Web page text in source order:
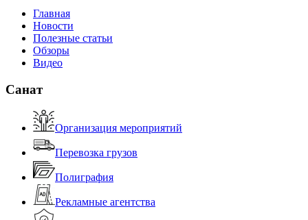
Главная
Новости
Полезные статьи
Обзоры
Видео
Санат
Организация мероприятий
Перевозка грузов
Полиграфия
Рекламные агентства